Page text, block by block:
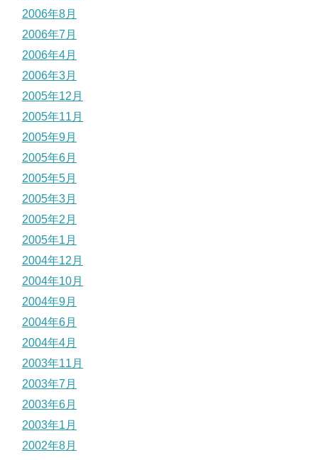
2006年8月
2006年7月
2006年4月
2006年3月
2005年12月
2005年11月
2005年9月
2005年6月
2005年5月
2005年3月
2005年2月
2005年1月
2004年12月
2004年10月
2004年9月
2004年6月
2004年4月
2003年11月
2003年7月
2003年6月
2003年1月
2002年8月